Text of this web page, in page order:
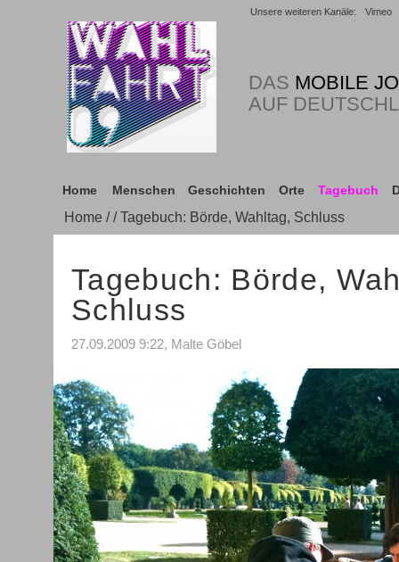
Unsere weiteren Kanäle: Vimeo
DAS MOBILE
AUF
Home Menschen Geschichten Orte Tagebuch
Home // Tagebuch: Börde, Wahltag, Schluss
Tagebuch: Börde,
Schluss
27.09.2009 9:22, Malte Göbel